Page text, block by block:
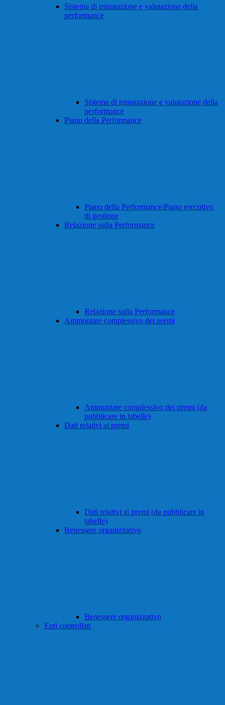
Sistema di misurazione e valutazione della
performance
Sistema di misurazione e valutazione della
performance
Piano della Performance
Piano della Performance/Piano esecutivo
di gestione
Relazione sulla Performance
Relazione sulla Performance
Ammontare complessivo dei premi
Ammontare complessivo dei premi (da
pubblicare in tabelle)
Dati relativi ai premi
Dati relativi ai premi (da pubblicare in
tabelle)
Benessere organizzativo
Benessere organizzativo
Enti controllati